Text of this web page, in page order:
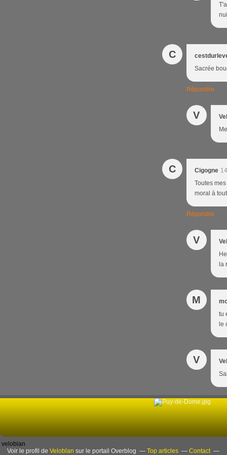
C
Sacrée
Répondre
V
C Cigogne
Toutes
moral à
Répondre
V
la
M
tu
le
V
veloblan
Voir le profil deVeloblan sur le portail Overblog Top articles
Contact